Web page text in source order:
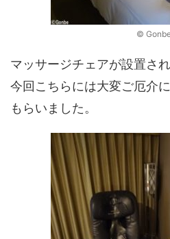
©
マッサージチェアが設置され
今回こちらには大変ご厄介
もらいました。